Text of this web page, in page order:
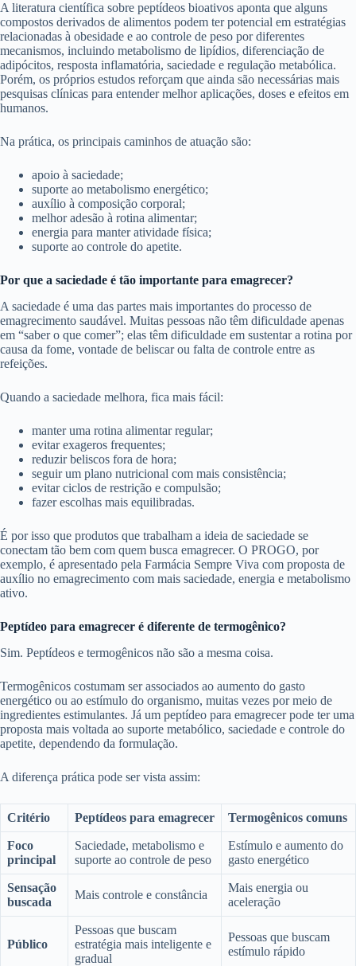
A literatura científica sobre peptídeos bioativos aponta que alguns
compostos derivados de alimentos podem ter potencial em estratégias
relacionadas à obesidade e ao controle de peso por diferentes
mecanismos, incluindo metabolismo de lipídios, diferenciação de
adipócitos, resposta inflamatória, saciedade e regulação metabólica.
Porém, os próprios estudos reforçam que ainda são necessárias mais
pesquisas clínicas para entender melhor aplicações, doses e efeitos em
humanos.
Na prática, os principais caminhos de atuação são:
apoio à saciedade;
suporte ao metabolismo energético;
auxílio à composição corporal;
melhor adesão à rotina alimentar;
energia para manter atividade física;
suporte ao controle do apetite.
Por que a saciedade é tão importante para emagrecer?
A saciedade é uma das partes mais importantes do processo de
emagrecimento saudável. Muitas pessoas não têm dificuldade apenas
em “saber o que comer”; elas têm dificuldade em sustentar a rotina por
causa da fome, vontade de beliscar ou falta de controle entre as
refeições.
Quando a saciedade melhora, fica mais fácil:
manter uma rotina alimentar regular;
evitar exageros frequentes;
reduzir beliscos fora de hora;
seguir um plano nutricional com mais consistência;
evitar ciclos de restrição e compulsão;
fazer escolhas mais equilibradas.
É por isso que produtos que trabalham a ideia de saciedade se
conectam tão bem com quem busca emagrecer. O PROGO, por
exemplo, é apresentado pela Farmácia Sempre Viva com proposta de
auxílio no emagrecimento com mais saciedade, energia e metabolismo
ativo.
Peptídeo para emagrecer é diferente de termogênico?
Sim. Peptídeos e termogênicos não são a mesma coisa.
Termogênicos costumam ser associados ao aumento do gasto
energético ou ao estímulo do organismo, muitas vezes por meio de
ingredientes estimulantes. Já um peptídeo para emagrecer pode ter uma
proposta mais voltada ao suporte metabólico, saciedade e controle do
apetite, dependendo da formulação.
A diferença prática pode ser vista assim:
Critério Peptídeos para emagrecer Termogênicos comuns
Foco
principal
Saciedade, metabolismo e
suporte ao controle de peso
Estímulo e aumento do
gasto energético
Sensação
buscada
Mais controle e constância
Mais energia ou
aceleração
Público
Pessoas que buscam
estratégia mais inteligente e
gradual
Pessoas que buscam
estímulo rápido